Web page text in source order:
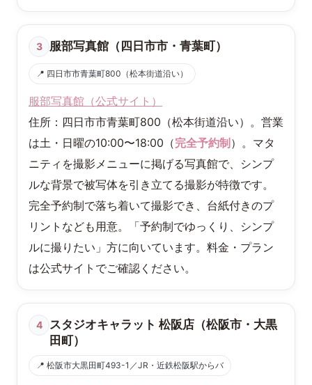
3 服部写真館（四日市市・青葉町）
📍 四日市市青葉町800（松本街道沿い）
服部写真館（公式サイト）
住所：四日市市青葉町800（松本街道沿い）。営業
は土・日曜の10:00〜18:00（完全予約制 ）。マタ
ニティを撮影メニューに掲げる写真館で、シンプ
ルな背景で被写体を引き立てる撮影が特徴です。
完全予約制で落ち着いて撮影でき、台紙付きのプ
リントなども用意。「予約制でゆっくり、シンプ
ルに撮りたい」方に向いています。料金・プラン
は公式サイトでご確認ください。
4
スタジオキャラット 松阪店（松阪市・大黒
田町）
📍 松阪市大黒田町493-1／JR・近鉄松阪駅からバ